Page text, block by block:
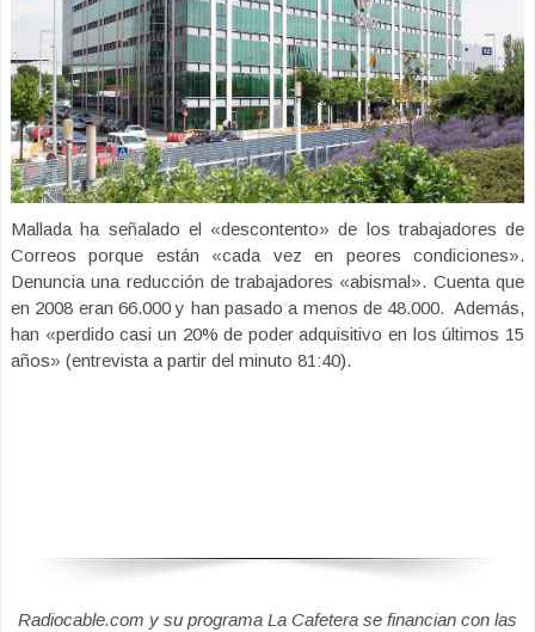
Mallada ha señalado el «descontento» de los trabajadores de
Correos porque están «cada vez en peores condiciones».
Denuncia una reducción de trabajadores «abismal». Cuenta que
en 2008 eran 66.000 y han pasado a menos de 48.000. Además,
han «perdido casi un 20% de poder adquisitivo en los últimos 15
años» (entrevista a partir del minuto 81:40).
Radiocable.com y su programa La Cafetera se financian con las